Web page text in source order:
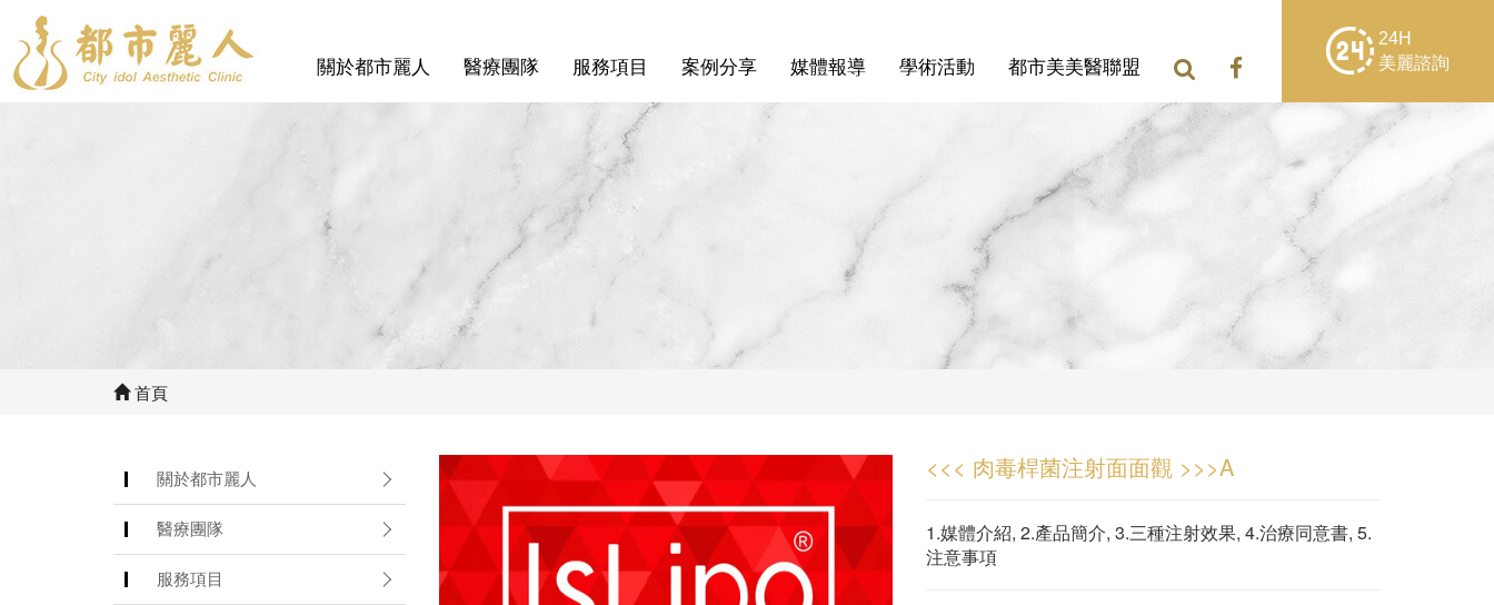
24H
美麗諮詢
關於都市麗人 醫療團隊 服務項目 案例分享 媒體報導 學術活動 都市美美醫聯盟
首頁
關於都市麗人
醫療團隊
服務項目
<<< 肉毒桿菌注射面面觀 >>>A
1.媒體介紹, 2.產品簡介, 3.三種注射效果, 4.治療同意書, 5.
注意事項